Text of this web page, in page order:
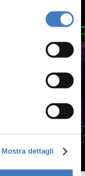
Mostra dettagli
di festival
di Dacia